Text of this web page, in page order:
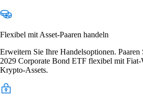
Flexibel mit Asset-Paaren handeln
Erweitern Sie Ihre Handelsoptionen. Paaren
2029 Corporate Bond ETF flexibel mit Fiat-
Krypto-Assets.